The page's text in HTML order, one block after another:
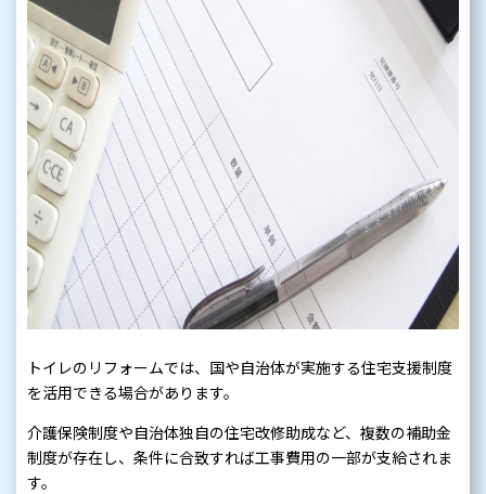
トイレのリフォームでは、国や自治体が実施する住宅支援制度
を活用できる場合があります。
介護保険制度や自治体独自の住宅改修助成など、複数の補助金
制度が存在し、条件に合致すれば工事費用の一部が支給されま
す。